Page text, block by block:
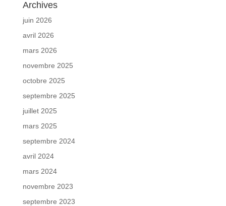
Archives
juin 2026
avril 2026
mars 2026
novembre 2025
octobre 2025
septembre 2025
juillet 2025
mars 2025
septembre 2024
avril 2024
mars 2024
novembre 2023
septembre 2023